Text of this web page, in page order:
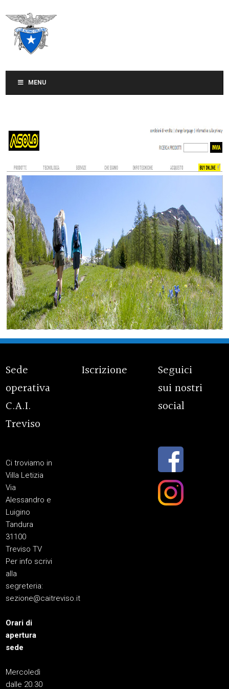
MENU
Sede
operativa
C.A.I.
Treviso
Ci troviamo in
Villa Letizia
Via
Alessandro e
Luigino
Tandura
31100
Treviso TV
Per info scrivi
alla
segreteria:
sezione@caitreviso.it
Orari di
apertura
sede
Mercoledì
dalle 20.30
Iscrizione
Seguici
sui nostri
social